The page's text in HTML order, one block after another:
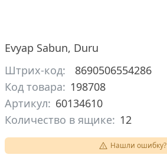
Evyap Sabun, Duru
Штрих-код:
8690506554286
Код товара: 198708
Артикул: 60134610
Количество в ящике: 12
Нашли ошибку?